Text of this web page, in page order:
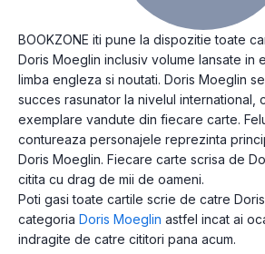
BOOKZONE iti pune la dispozitie toate
Doris Moeglin inclusiv volume lansate in
limba engleza si noutati. Doris Moeglin
succes rasunator la nivelul international,
exemplare vandute din fiecare carte.
contureaza personajele reprezinta
Doris Moeglin. Fiecare carte scrisa de
citita cu drag de mii de oameni.
Poti gasi toate cartile scrie de catre
categoria Doris Moeglin astfel incat ai
indragite de catre cititori pana acum.